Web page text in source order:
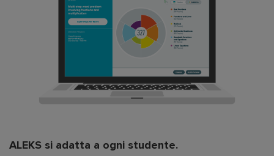
ALEKS si adatta a ogni studente.